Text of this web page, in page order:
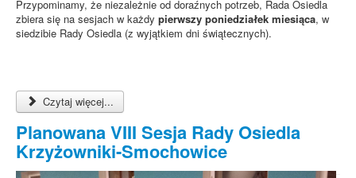
Przypominamy, że niezależnie od doraźnych potrzeb, Rada Osiedla
zbiera się na sesjach w każdy pierwszy poniedziałek miesiąca, w
siedzibie Rady Osiedla (z wyjątkiem dni świątecznych).
Czytaj więcej...
Planowana VIII Sesja Rady Osiedla
Krzyżowniki-Smochowice